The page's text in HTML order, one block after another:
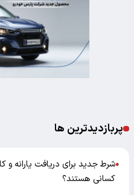
پربازدیدترین ها
●شرط جدید برای دریافت یارانه
کسانی هستند؟